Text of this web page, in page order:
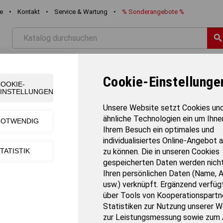
Cookie-
Unsere Website setzt Cookies
ähnliche Technologien ein um
Ihrem Besuch ein optimales und
individualisiertes Online-Angebot
zu können. Die in unseren Cookies
gespeicherten Daten werden
Ihren persönlichen Daten (Name,
usw.) verknüpft. Ergänzend
über Tools von
Statistiken zur Nutzung unserer
zur Leistungsmessung sowie zum
• Kontakt • Service & Wartung • % Sonderangebote %
search
DYNAIR® Ballkissen® Senso®
Paketversand
Das Original Dynair Senso Ballkissen ist ein luftgefülltes und